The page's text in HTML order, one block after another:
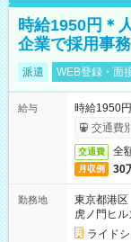
時給1950円＊
企業で採用事務
派遣 WEB登録・面
給与
時給1950
交通費
交通費 全
月収例 30
勤務地
東京都港区
虎ノ門ヒ
ライド